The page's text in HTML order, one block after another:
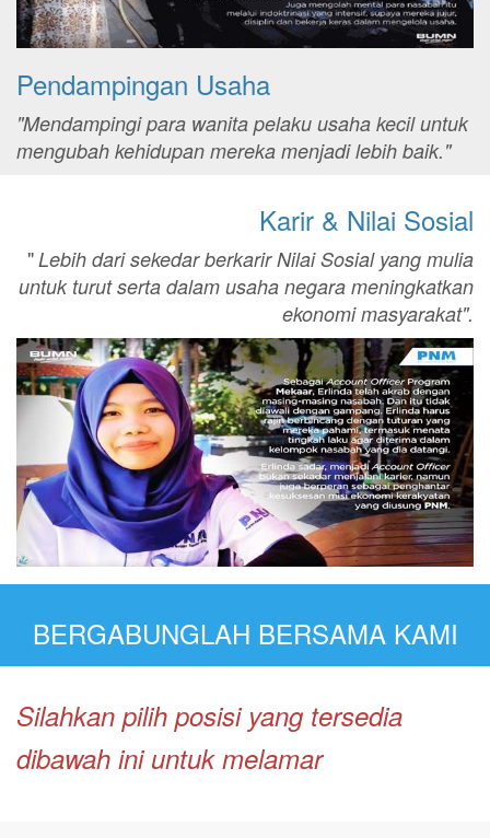
Pendampingan Usaha
"Mendampingi para wanita pelaku usaha kecil untuk
mengubah kehidupan mereka menjadi lebih baik."
Karir & Nilai Sosial
"Lebih dari sekedar berkarir Nilai Sosial yang mulia
untuk turut serta dalam usaha negara meningkatkan
ekonomi masyarakat".
BERGABUNGLAH BERSAMA KAMI
Silahkan pilih posisi yang tersedia
dibawah ini untuk melamar